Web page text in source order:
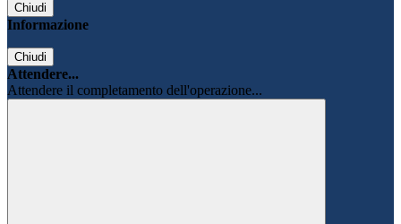
Chiudi
Informazione
Chiudi
Attendere...
Attendere il completamento dell'operazione...